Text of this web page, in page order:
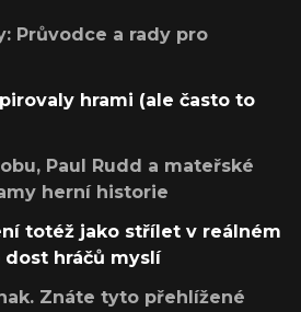
Průvodce a rady pro
hrami (ale často to
Paul Rudd a mateřské
herní historie
totéž jako střílet v reálném
dost hráčů myslí
Znáte tyto přehlížené